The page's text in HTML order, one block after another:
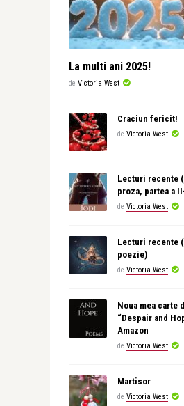
La multi ani 2025!
de Victoria West
Craciun fericit!
de Victoria West
Lecturi recente
proza, partea a
de Victoria West
Lecturi recente
poezie)
de Victoria West
Noua mea carte
“Despair and
Amazon
de Victoria West
Martisor
de Victoria West